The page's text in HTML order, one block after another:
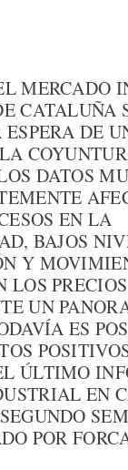
MERCADO
CATALUÑA
DE
DATOS
EN LA
BAJOS
Y
LOS
UN
ES
ÚLTIMO
EN
POR